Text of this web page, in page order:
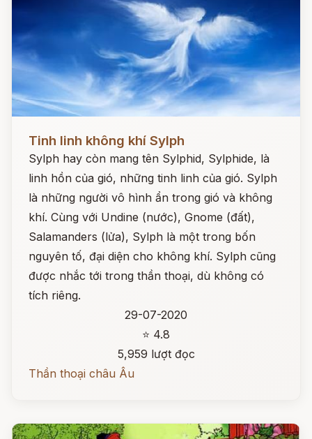
Tinh linh không khí Sylph
Sylph hay còn mang tên Sylphid, Sylphide, là
linh hồn của gió, những tinh linh của gió. Sylph
là những người vô hình ẩn trong gió và không
khí. Cùng với Undine (nước), Gnome (đất),
Salamanders (lửa), Sylph là một trong bốn
nguyên tố, đại diện cho không khí. Sylph cũng
được nhắc tới trong thần thoại, dù không có
tích riêng.
29-07-2020
⭐ 4.8
5,959 lượt đọc
Thần thoại châu Âu